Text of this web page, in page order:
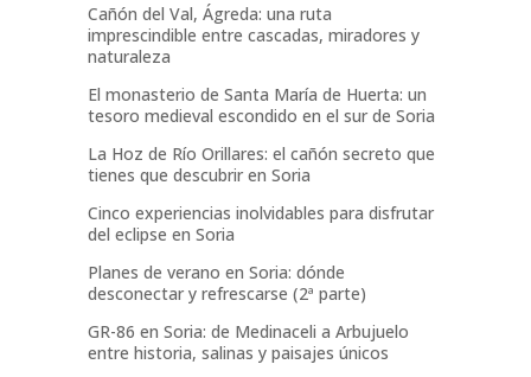
Cañón del Val, Ágreda: una ruta
imprescindible entre cascadas, miradores y
naturaleza
El monasterio de Santa María de Huerta: un
tesoro medieval escondido en el sur de Soria
La Hoz de Río Orillares: el cañón secreto que
tienes que descubrir en Soria
Cinco experiencias inolvidables para disfrutar
del eclipse en Soria
Planes de verano en Soria: dónde
desconectar y refrescarse (2ª parte)
GR-86 en Soria: de Medinaceli a Arbujuelo
entre historia, salinas y paisajes únicos